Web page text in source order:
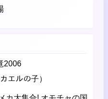
2006
エルの子）